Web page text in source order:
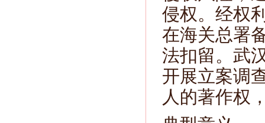
侵权。经权
在海关总署
法扣留。武
开展立案调
人的著作权